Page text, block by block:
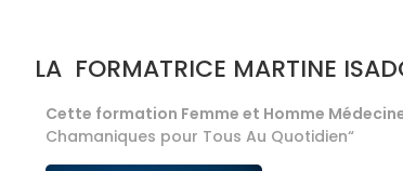
LA FORMATRICE MARTINE
Cette formation Femme et Homme
Chamaniques pour Tous Au Quotidien“